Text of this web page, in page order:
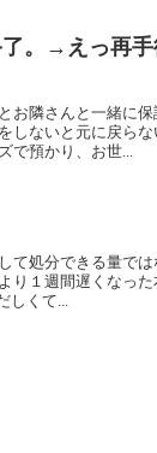
了。→えっ再
お隣さんと一緒に
しないと元に戻ら
で預かり、お世...
て処分できる量で
り１週間遅くなっ
しくて...